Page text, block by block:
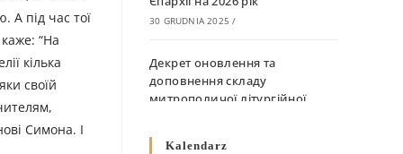
А під час тої
“На
кілька
своїй
Симона. І
30 GRUDNIA 2025 /
Декрет оновлення та
доповнення складу
митрополичої літургійної
10 GRUDNIA 2025
Kalendarz